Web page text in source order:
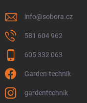
info@sobora.cz
581 604 962
605 332 063
Garden-technik
gardentechnik